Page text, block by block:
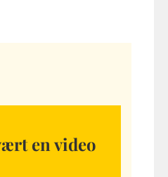
en video